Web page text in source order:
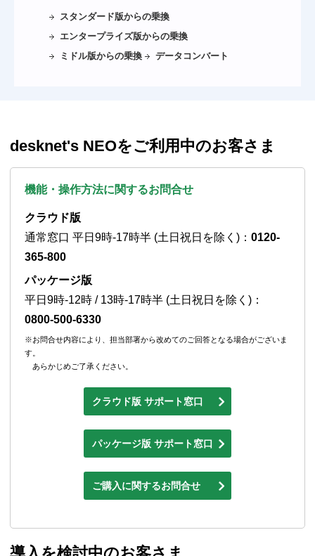
スタンダード版からの乗換
エンタープライズ版からの乗換
ミドル版からの乗換
データコンバート
desknet's NEOをご利用中のお客さま
機能・操作方法に関するお問合せ
クラウド版
通常窓口 平日9時-17時半 (土日祝日を除く)： 0120-
365-800
パッケージ版
平日9時-12時 / 13時-17時半 (土日祝日を除く)：
0800-500-6330
※お問合せ内容により、担当部署から改めてのご回答となる場合がございま
す。
あらかじめご了承ください。
クラウド版 サポート窓口
パッケージ版 サポート窓口
ご購入に関するお問合せ